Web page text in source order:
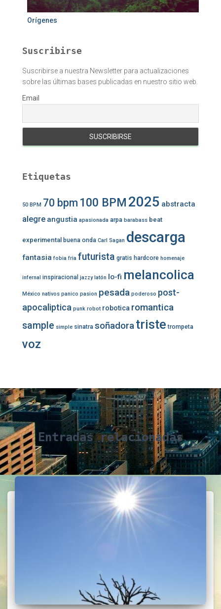
Orígenes
Suscribirse
Suscribirse a nuestra Newsletter para actualizaciones
sobre las últimas bases publicadas en nuestro sitio web.
Email
Etiquetas
50 BPM 70 bpm 100 BPM 2025 abstracta
alegre angustia apasionada arpa barabass beat
experimental buena onda Carl Sagan descarga
fantasia fobia fria futurista gratis hardcore homenaje
infernal inspiracional jazzy latón lo-fi melancolica
México nativos panico pasion pesada poderoso post-
apocaliptica punk robot robotica romantica
sample simple sinatra soñadoratriste trompeta
voz
Entradas relacionadas